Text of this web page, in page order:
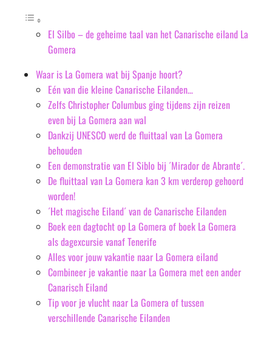
El Silbo – de geheime taal van het Canarische eiland La
Gomera
Waar is La Gomera wat bij Spanje hoort?
Eén van die kleine Canarische Eilanden…
Zelfs Christopher Columbus ging tijdens zijn reizen
even bij La Gomera aan wal
Dankzij UNESCO werd de fluittaal van La Gomera
behouden
Een demonstratie van El Siblo bij ´Mirador de Abrante´.
De fluittaal van La Gomera kan 3 km verderop gehoord
worden!
´Het magische Eiland´ van de Canarische Eilanden
Boek een dagtocht op La Gomera of boek La Gomera
als dagexcursie vanaf Tenerife
Alles voor jouw vakantie naar La Gomera eiland
Combineer je vakantie naar La Gomera met een ander
Canarisch Eiland
Tip voor je vlucht naar La Gomera of tussen
verschillende Canarische Eilanden